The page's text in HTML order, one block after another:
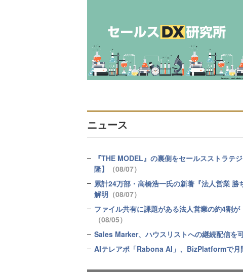
ニュース
『THE MODEL』の裏側をセールスストラテ
隆】
（08/07）
累計24万部・高橋浩一氏の新著『法人営業
解明 （08/07）
ファイル共有に課題がある法人営業の約4割
（08/05）
Sales Marker、ハウスリストへの継続配信を
AIテレアポ「Rabona AI」、BizPlatformで月